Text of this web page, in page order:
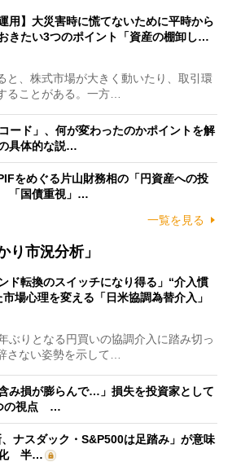
運用】大災害時に慌てないために平時から
きたい3つのポイント「資産の棚卸し…
、株式市場が大きく動いたり、取引環
ることがある。一方…
ード」、何が変わったのかポイントを解
具体的な説…
をめぐる片山財務相の「円資産への投
「国債重視」…
一覧を見る
り市況分析」
ンド転換のスイッチになり得る」“介入慣
市場心理を変える「日米協調為替介入」
ぶりとなる円買いの協調介入に踏み切っ
さない姿勢を示して…
み損が膨らんで…」損失を投資家として
の視点 …
、ナスダック・S&P500は足踏み」が意味
化 半…